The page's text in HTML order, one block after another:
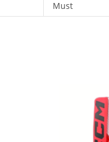
Must